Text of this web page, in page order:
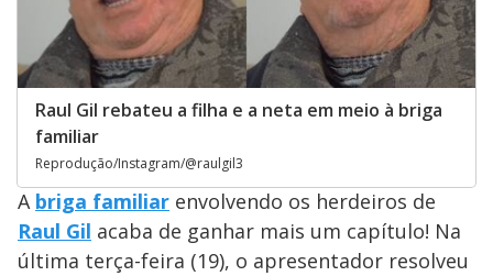
Raul Gil rebateu a filha e a neta em meio à briga
familiar
Reprodução/Instagram/@raulgil3
A briga familiar envolvendo os herdeiros de
Raul Gil acaba de ganhar mais um capítulo! Na
última terça-feira (19), o apresentador resolveu